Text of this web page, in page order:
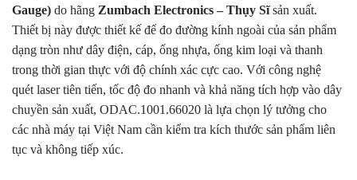
Gauge) do hãng Zumbach Electronics – Thụy Sĩsản xuất.
Thiết bị này được thiết kế để đo đường kính ngoài của sản phẩm
dạng tròn như dây điện, cáp, ống nhựa, ống kim loại và thanh
trong thời gian thực với độ chính xác cực cao. Với công nghệ
quét laser tiên tiến, tốc độ đo nhanh và khả năng tích hợp vào dây
chuyền sản xuất, ODAC.1001.66020 là lựa chọn lý tưởng cho
các nhà máy tại Việt Nam cần kiểm tra kích thước sản phẩm liên
tục và không tiếp xúc.